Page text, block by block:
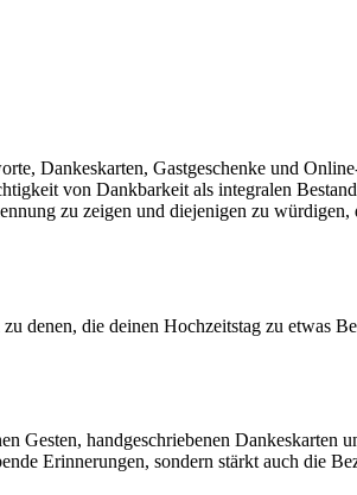
Dankeskarten, Gastgeschenke und
von Dankbarkeit als integralen
zu zeigen und diejenigen zu würdigen,
denen, die deinen Hochzeitstag zu etwas
Gesten, handgeschriebenen Dankeskarten
Erinnerungen, sondern stärkt auch die